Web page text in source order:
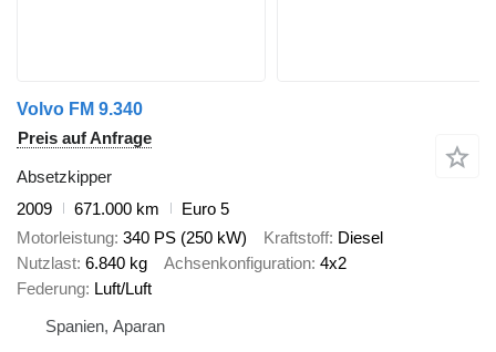
Volvo FM 9.340
Preis auf Anfrage
Absetzkipper
2009
671.000 km
Euro 5
Motorleistung 340 PS (250 kW) Kraftstoff Diesel
Nutzlast 6.840 kg Achsenkonfiguration 4x2
Federung Luft/Luft
Spanien, Aparan